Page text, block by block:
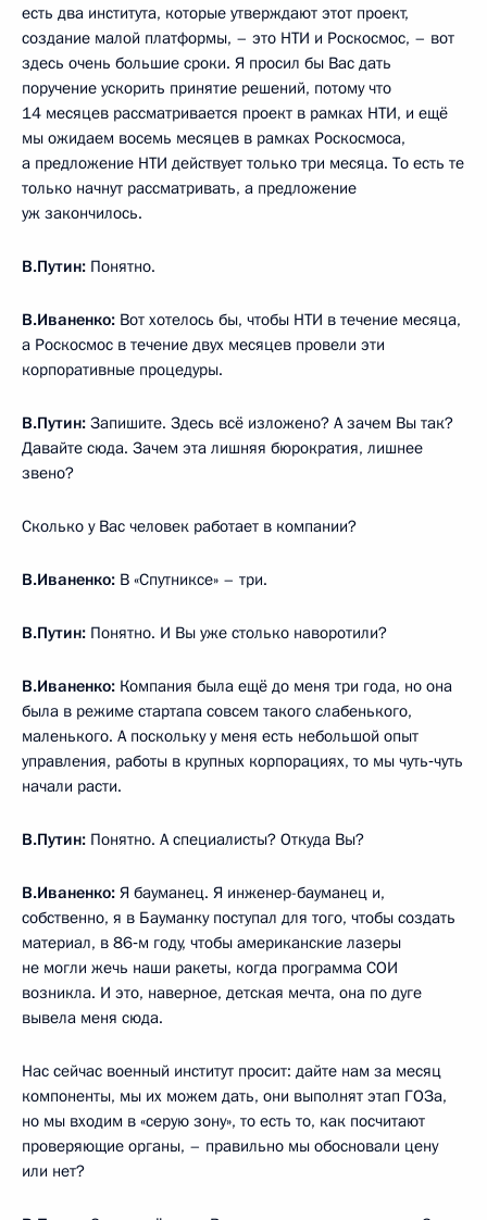
есть два института, которые утверждают этот проект,
создание малой платформы, – это НТИ и Роскосмос, – вот
здесь очень большие сроки. Я просил бы Вас дать
поручение ускорить принятие решений, потому что
14 месяцев рассматривается проект в рамках НТИ, и ещё
мы ожидаем восемь месяцев в рамках Роскосмоса,
а предложение НТИ действует только три месяца. То есть те
только начнут рассматривать, а предложение
уж закончилось.
В.Путин: Понятно.
В.Иваненко: Вот хотелось бы, чтобы НТИ в течение месяца,
а Роскосмос в течение двух месяцев провели эти
корпоративные процедуры.
В.Путин: Запишите. Здесь всё изложено? А зачем Вы так?
Давайте сюда. Зачем эта лишняя бюрократия, лишнее
звено?
Сколько у Вас человек работает в компании?
В.Иваненко: В «Спутниксе» – три.
В.Путин: Понятно. И Вы уже столько наворотили?
В.Иваненко: Компания была ещё до меня три года, но она
была в режиме стартапа совсем такого слабенького,
маленького. А поскольку у меня есть небольшой опыт
управления, работы в крупных корпорациях, то мы чуть‑чуть
начали расти.
В.Путин: Понятно. А специалисты? Откуда Вы?
В.Иваненко: Я бауманец. Я инженер-бауманец и,
собственно, я в Бауманку поступал для того, чтобы создать
материал, в 86‑м году, чтобы американские лазеры
не могли жечь наши ракеты, когда программа СОИ
возникла. И это, наверное, детская мечта, она по дуге
вывела меня сюда.
Нас сейчас военный институт просит: дайте нам за месяц
компоненты, мы их можем дать, они выполнят этап ГОЗа,
но мы входим в «серую зону», то есть то, как посчитают
проверяющие органы, – правильно мы обосновали цену
или нет?